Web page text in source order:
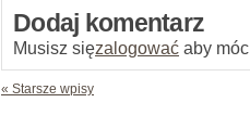
Dodaj komentarz
Musisz sięzalogować aby
« Starsze wpisy